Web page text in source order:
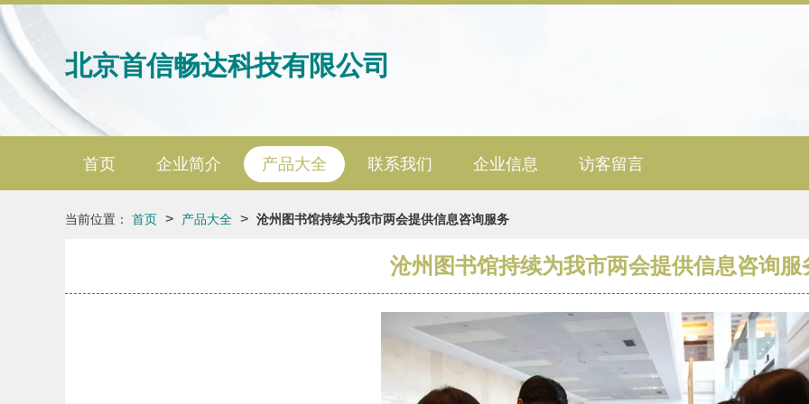
北京首信畅达科技有限公司
首页 企业简介 产品大全 联系我们 企业信息 访客留言
当前位置： 首页 > 产品大全 > 沧州图书馆持续为我市两会提供信息咨询服务
沧州图书馆持续为我市两会提供信息咨询服